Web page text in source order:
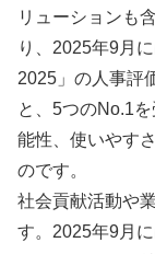
リューションも
り、2025年9月
2025」の人事評
と、5つのNo.1
能性、使いやす
のです。
社会貢献活動や
す。2025年9月